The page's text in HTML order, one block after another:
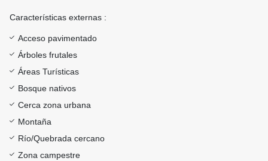
Características externas :
Acceso pavimentado
Árboles frutales
Áreas Turísticas
Bosque nativos
Cerca zona urbana
Montaña
Río/Quebrada cercano
Zona campestre